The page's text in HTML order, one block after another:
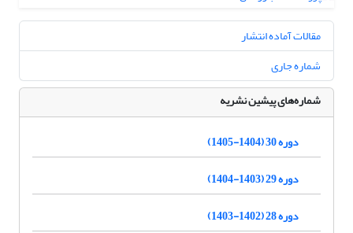
مقالات آماده انتشار
شماره جاری
شماره‌های پیشین نشریه
دوره 30 (1404-1405)
دوره 29 (1403-1404)
دوره 28 (1402-1403)